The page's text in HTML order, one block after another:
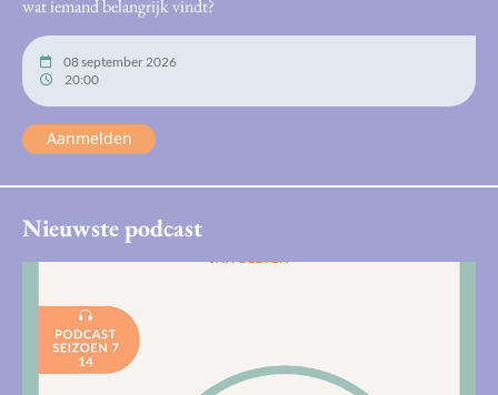
wat iemand belangrijk vindt?
08 september 2026
20:00
Aanmelden
Nieuwste podcast